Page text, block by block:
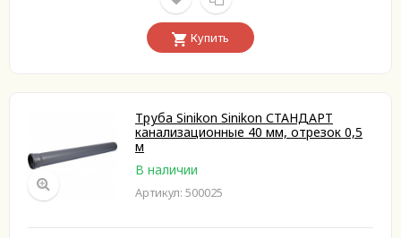
Купить
Труба Sinikon Sinikon СТАНДАРТ
канализационные 40 мм, отрезок 0,5
м
В наличии
Артикул: 500025